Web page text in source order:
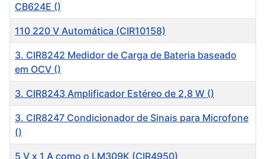
CB624E ()
110 220 V Automática (CIR10158)
3. CIR8242 Medidor de Carga de Bateria baseado
em OCV ()
3. CIR8243 Amplificador Estéreo de 2,8 W ()
3. CIR8247 Condicionador de Sinais para Microfone
()
5 V x 1 A como o LM309K (CIR4950)